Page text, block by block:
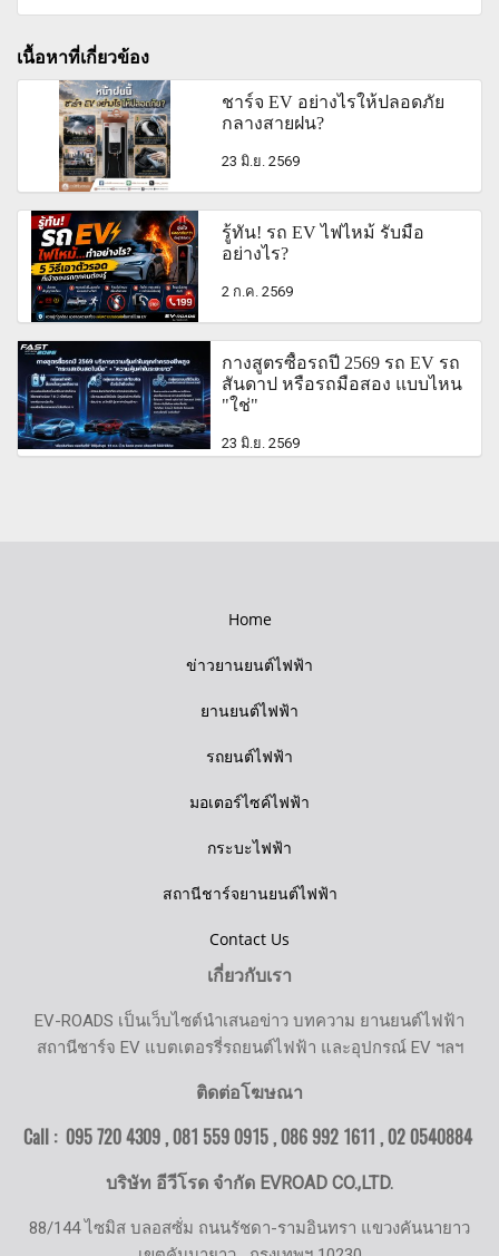
เนื้อหาที่เกี่ยวข้อง
ชาร์จ EV อย่างไรให้ปลอดภัย
กลางสายฝน?
23 มิ.ย. 2569
รู้ทัน! รถ EV ไฟไหม้ รับมือ
อย่างไร?
2 ก.ค. 2569
กางสูตรซื้อรถปี 2569 รถ EV รถ
สันดาป หรือรถมือสอง แบบไหน
"ใช่"
23 มิ.ย. 2569
Home
ข่าวยานยนต์ไฟฟ้า
ยานยนต์ไฟฟ้า
รถยนต์ไฟฟ้า
มอเตอร์ไซค์ไฟฟ้า
กระบะไฟฟ้า
สถานีชาร์จยานยนต์ไฟฟ้า
Contact Us
เกี่ยวกับเรา
EV-ROADS เป็นเว็บไซต์นำเสนอข่าว บทความ ยานยนต์ไฟฟ้า
สถานีชาร์จ EV แบตเตอรรี่รถยนต์ไฟฟ้า และอุปกรณ์ EV ฯลฯ
ติดต่อโฆษณา
Call : 095 720 4309 , 081 559 0915 , 086 992 1611 ,02 0540884
บริษัท อีวีโรด จำกัด EVROAD CO.,LTD.
88/144 ไซมิส บลอสซั่ม ถนนรัชดา-รามอินทรา แขวงคันนายาว